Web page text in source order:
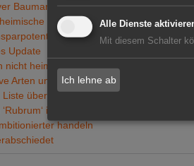
Baumarten
Pflanzen auf Inseln
Update
nicht heimischen Arten
Arten und Pflanzenschutz
über invasive Arten in 2018
ist nicht invasiv
handeln
Alle Dienste
Mit diesem Schalter
Ich lehne ab